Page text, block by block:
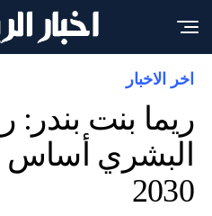
اخر الاخبار
ريما بنت بندر:
البشري أساس
2030